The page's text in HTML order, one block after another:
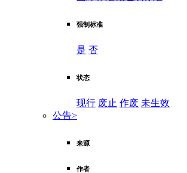
强制标准
是 否
状态
现行 废止 作废 未生效
公告>
来源
作者